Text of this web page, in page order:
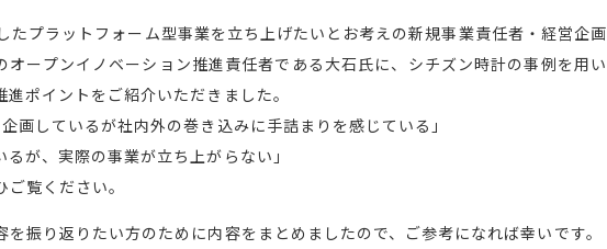
プラットフォーム型事業を立ち上げたいとお考えの新規事業責任者・経営企画
オープンイノベーション推進責任者である大石氏に、シチズン時計の事例を用い
ポイントをご紹介いただきました。
画しているが社内外の巻き込みに手詰まりを感じている」
が、実際の事業が立ち上がらない」
覧ください。
振り返りたい方のために内容をまとめましたので、ご参考になれば幸いです。